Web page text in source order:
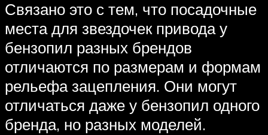
Связано это с тем, что посадочные
места для звездочек привода у
бензопил разных брендов
отличаются по размерам и формам
рельефа зацепления. Они могут
отличаться даже у бензопил одного
бренда, но разных моделей.